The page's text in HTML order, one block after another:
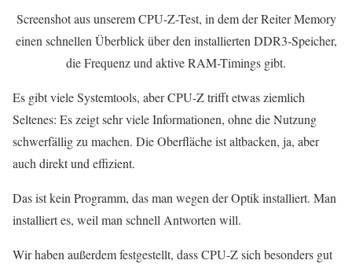
Screenshot aus unserem CPU-Z-Test, in dem der Reiter Memory
einen schnellen Überblick über den installierten DDR3-Speicher,
die Frequenz und aktive RAM-Timings gibt.
Es gibt viele Systemtools, aber CPU-Z trifft etwas ziemlich
Seltenes: Es zeigt sehr viele Informationen, ohne die Nutzung
schwerfällig zu machen. Die Oberfläche ist altbacken, ja, aber
auch direkt und effizient.
Das ist kein Programm, das man wegen der Optik installiert. Man
installiert es, weil man schnell Antworten will.
Wir haben außerdem festgestellt, dass CPU-Z sich besonders gut